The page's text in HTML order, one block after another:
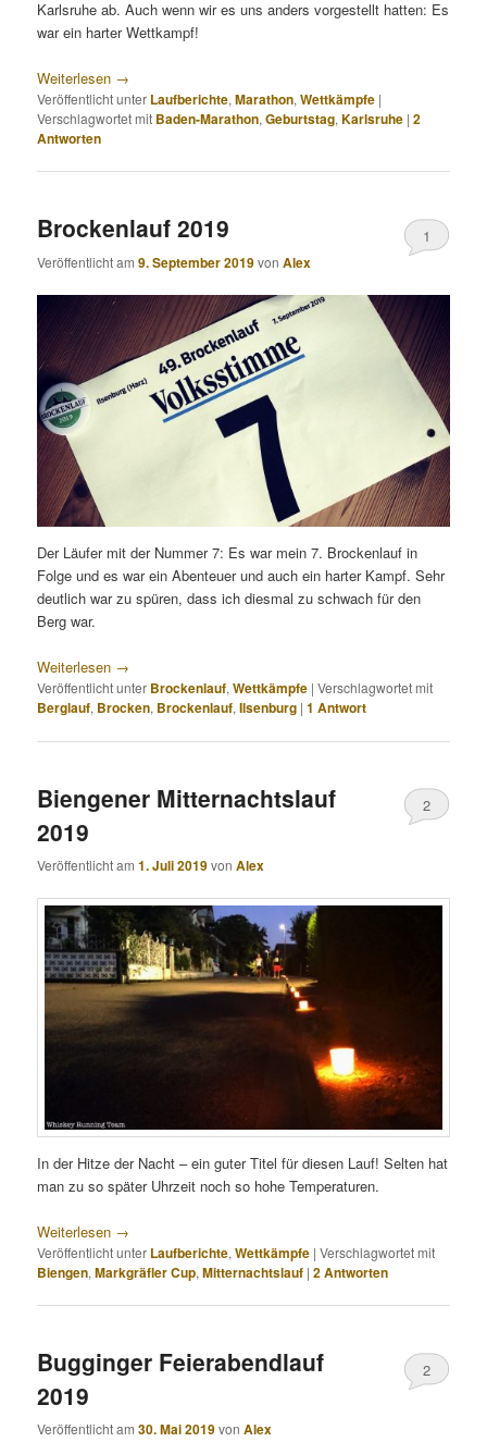
Karlsruhe ab. Auch wenn wir es uns anders vorgestellt hatten: Es
war ein harter Wettkampf!
Weiterlesen →
Veröffentlicht unter Laufberichte,Marathon,Wettkämpfe |
Verschlagwortet mit Baden-Marathon,Geburtstag,Karlsruhe |2
Antworten
Brockenlauf 2019
Veröffentlicht am9. September 2019vonAlex
1
Der Läufer mit der Nummer 7: Es war mein 7. Brockenlauf in
Folge und es war ein Abenteuer und auch ein harter Kampf. Sehr
deutlich war zu spüren, dass ich diesmal zu schwach für den
Berg war.
Weiterlesen →
Veröffentlicht unter Brockenlauf,Wettkämpfe |Verschlagwortet mit
Berglauf, Brocken, Brockenlauf,Ilsenburg |1 Antwort
Biengener Mitternachtslauf
2019
Veröffentlicht am1. Juli 2019vonAlex
2
In der Hitze der Nacht – ein guter Titel für diesen Lauf! Selten hat
man zu so später Uhrzeit noch so hohe Temperaturen.
Weiterlesen →
Veröffentlicht unter Laufberichte,Wettkämpfe |Verschlagwortet mit
Biengen,Markgräfler Cup,Mitternachtslauf |2Antworten
Bugginger Feierabendlauf
2019
Veröffentlicht am30. Mai 2019vonAlex
2